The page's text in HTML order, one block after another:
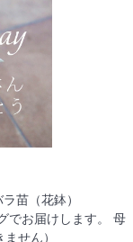
苗（花鉢）
でお届けします。 母
せん）